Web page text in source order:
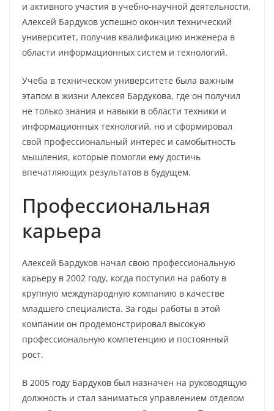
и активного участия в учебно-научной деятельности,
Алексей Бардуков успешно окончил технический
университет, получив квалификацию инженера в
области информационных систем и технологий.
Учеба в техническом университете была важным
этапом в жизни Алексея Бардукова, где он получил
не только знания и навыки в области техники и
информационных технологий, но и сформировал
свой профессиональный интерес и самобытность
мышления, которые помогли ему достичь
впечатляющих результатов в будущем.
Профессиональная
карьера
Алексей Бардуков начал свою профессиональную
карьеру в 2002 году, когда поступил на работу в
крупную международную компанию в качестве
младшего специалиста. За годы работы в этой
компании он продемонстрировал высокую
профессиональную компетенцию и постоянный
рост.
В 2005 году Бардуков был назначен на руководящую
должность и стал заниматься управлением отделом